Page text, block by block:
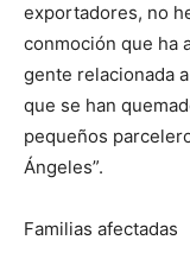
exportadores, no
conmoción que ha
gente relacionada
que se han
pequeños
Ángeles”.
Familias afectadas